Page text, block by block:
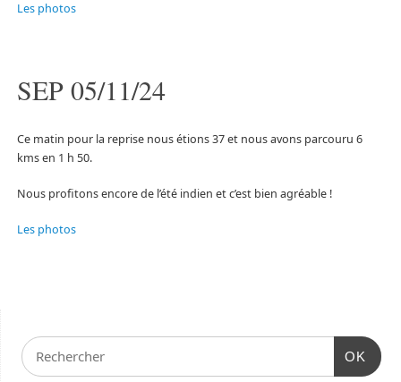
Les photos
SEP 05/11/24
Ce matin pour la reprise nous étions 37 et nous avons parcouru 6
kms en 1 h 50.
Nous profitons encore de l’été indien et c’est bien agréable !
Les photos
OK